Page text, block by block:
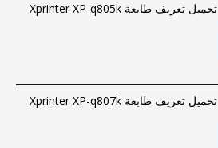
تحميل تعريف طابعة Xprinter XP-q805k
تحميل تعريف طابعة Xprinter XP-q807k